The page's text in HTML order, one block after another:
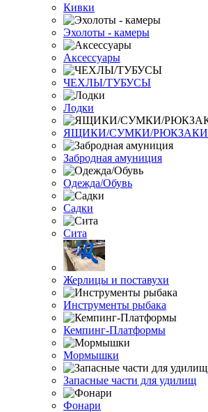
Кивки
Эхолоты - камеры
Аксессуары
ЧЕХЛЫ/ТУБУСЫ
Лодки
ЯЩИКИ/СУМКИ/РЮКЗАКИ
Забродная амуниция
Одежда/Обувь
Садки
Сита
Жерлицы и поставухи
Инструменты рыбака
Кемпинг-Платформы
Мормышки
Запасные части для удилищ
Фонари